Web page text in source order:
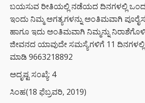
ಬಯಸುವ ರೀತಿಯಲ್ಲಿ ನಡೆಯದ ದಿನಗಳಲ್ಲಿ
ಇಂದು ನಿಮ್ಮ ಅಗತ್ಯಗಳನ್ನು ಅಂತಿಮವಾಗಿ
ಹಾಗೂ ಇದು ಅಂತಿಮವಾಗಿ ನಿಮ್ಮನ್ನು
ಜೀವನದ ಯಾವುದೇ ಸಮಸ್ಯೆಗಳಿಗೆ 11 ದಿನಗಳಲ್ಲಿ
ಮಾಡಿ 9663218892
ಅದೃಷ್ಟ ಸಂಖ್ಯೆ: 4
ಸಿಂಹ(18 ಫೆಬ್ರವರಿ, 2019)